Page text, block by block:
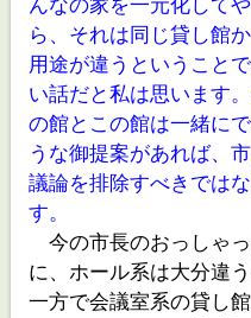
んなの家を一元化して
ら、それは同じ貸し館
用途が違うということ
い話だと私は思います
の館とこの館は一緒に
うな御提案があれば、
議論を排除すべきでは
す。
今の市長のおっしゃ
に、ホール系は大分違
一方で会議室系の貸し